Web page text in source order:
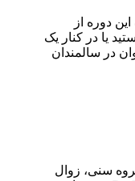
دوره از
یا در کنار یک
در سالمندان
سنی، زوال